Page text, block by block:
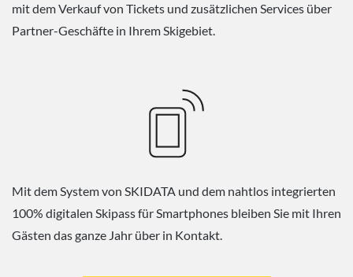
mit dem Verkauf von Tickets und zusätzlichen Services über
Partner-Geschäfte in Ihrem Skigebiet.
Mit dem System von SKIDATA und dem nahtlos integrierten
100% digitalen Skipass für Smartphones bleiben Sie mit Ihren
Gästen das ganze Jahr über in Kontakt.